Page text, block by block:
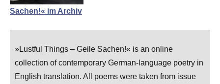
Sachen!« im Archiv
»Lustful Things – Geile Sachen!« is an online
collection of contemporary German-language poetry in
English translation. All poems were taken from issue